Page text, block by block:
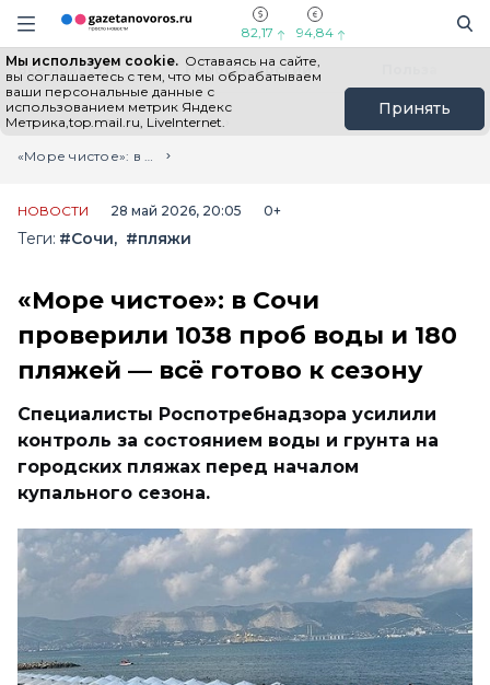
Информационный портал "ГазетаНоворос.ру"
Навигация сайта
82,17 94,84
Мы используем cookie. Оставаясь на сайте,
вы соглашаетесь с тем, что мы обрабатываем
ваши персональные данные с
использованием метрик Яндекс
Метрика,top.mail.ru, LiveInternet.
Принять
Все новости Новости России
Главная
Лента новостей
«Море чистое»: в Сочи проверили 1038 проб воды и 180 пляжей — всё готово к сезону
НОВОСТИ 28 май 2026, 20:05 0+
Теги: #Сочи #пляжи
«Море чистое»: в Сочи
проверили 1038 проб воды и 180
пляжей — всё готово к сезону
Специалисты Роспотребнадзора усилили
контроль за состоянием воды и грунта на
городских пляжах перед началом
купального сезона.